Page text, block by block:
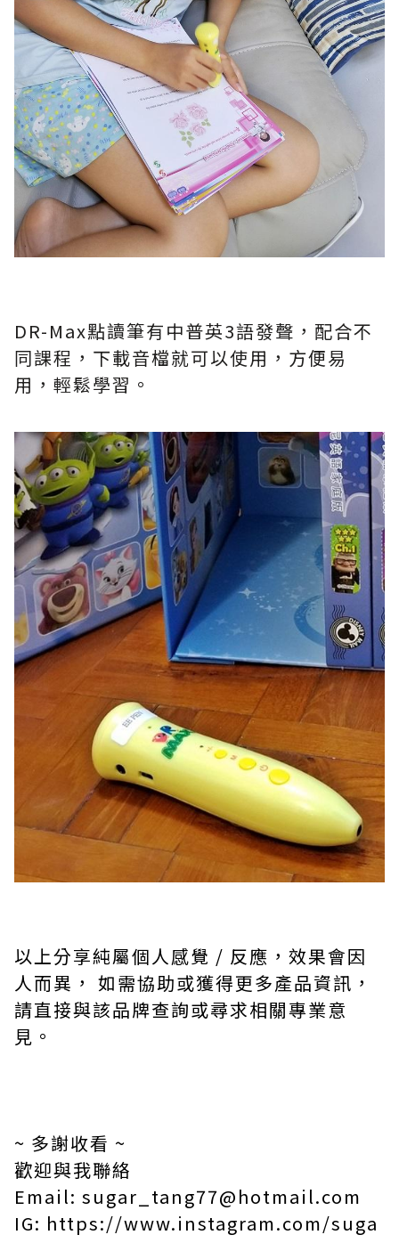
DR-Max點讀筆有中普英3語發聲，配合不
同課程，下載音檔就可以使用，方便易
用，輕鬆學習。
以上分享純屬個人感覺 / 反應，效果會因
人而異， 如需協助或獲得更多產品資訊，
請直接與該品牌查詢或尋求相關專業意
見。
~ 多謝收看 ~
歡迎與我聯絡
Email: sugar_tang77@hotmail.com
IG: https://www.instagram.com/suga